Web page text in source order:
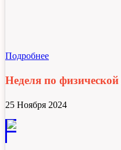
Подробнее
Неделя по физической
25 Ноября 2024